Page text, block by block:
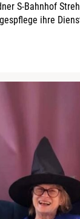
S-Bahnhof
ihre